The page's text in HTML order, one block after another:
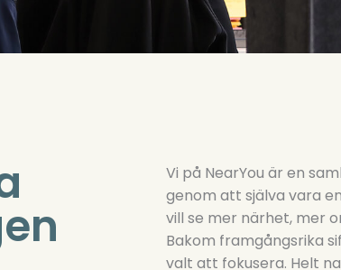
Vi på NearYou är en
genom att själva vara
vill se mer närhet, mer
Bakom framgångsrika
valt att fokusera. Helt